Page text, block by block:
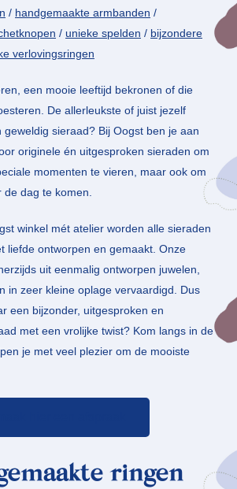
/ handgemaakte armbanden /
/ unieke spelden / bijzondere
verlovingsringen
een mooie leeftijd bekronen of die
De allerleukste of juist jezelf
sieraad? Bij Oogst ben je aan
originele én uitgesproken sieraden om
momenten te vieren, maar ook om
de dag te komen.
winkel mét atelier worden alle sieraden
liefde ontworpen en gemaakt. Onze
uit eenmalig ontworpen juwelen,
in zeer kleine oplage vervaardigd. Dus
een bijzonder, uitgesproken en
met een vrolijke twist? Kom langs in de
je met veel plezier om de mooiste
ringen